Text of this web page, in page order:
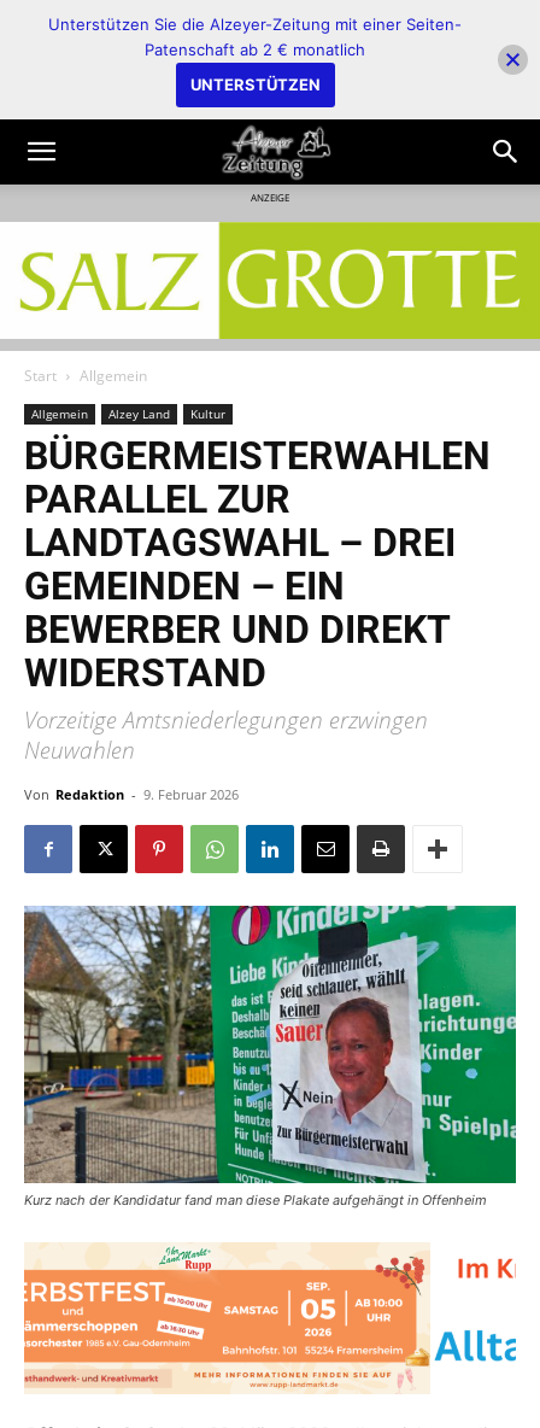
ANZEIGE
Start Allgemein
Allgemein Alzey Land Kultur
BÜRGERMEISTERWAHLEN
PARALLEL ZUR
LANDTAGSWAHL – DREI
GEMEINDEN – EIN
BEWERBER UND DIREKT
WIDERSTAND
Vorzeitige Amtsniederlegungen erzwingen
Neuwahlen
Von Redaktion - 9. Februar 2026
Kurz nach der Kandidatur fand man diese Plakate aufgehängt in Offenheim
Unterstützen Sie die Alzeyer-Zeitung mit einer Seiten-
Patenschaft ab 2 € monatlich
UNTERSTÜTZEN